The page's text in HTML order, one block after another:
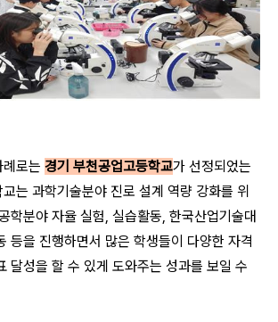
로는 경기 부천공업고등학교가 선정되었는
는 과학기술분야 진로 설계 역량 강화를 위
학분야 자율 실험, 실습활동, 한국산업기술대
등을 진행하면서 많은 학생들이 다양한 자격
달성을 할 수 있게 도와주는 성과를 보일 수